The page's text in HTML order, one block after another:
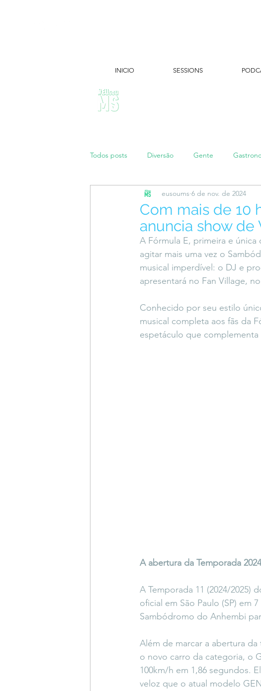
Todos posts Diversão Gente
Papo de Mãe #maratonei
Coluna do Vasques #DescomplicaLara
DESIMAGINAR Saiba Direito
Com mais de 10
anuncia show
eusoums 6 de nov. de 2024
A Fórmula E, primeira e
agitar mais uma vez o
musical imperdível: o DJ e
apresentará no Fan Village,
Conhecido por seu estilo
musical completa aos fãs da
espetáculo que
A abertura da Temporada
A Temporada 11 (2024/2025)
oficial em São Paulo (SP) em
Sambódromo do Anhembi
Além de marcar a abertura
o novo carro da categoria, o
100km/h em 1,86 segundos.
veloz que o atual modelo
INICIO SESSIONS